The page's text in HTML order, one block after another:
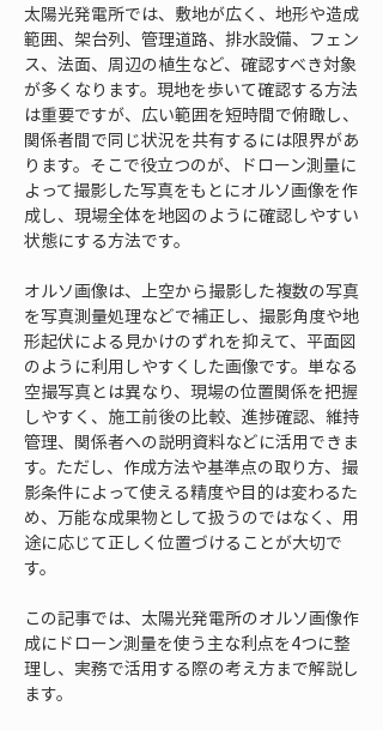
太陽光発電所では、敷地が広く、地形や造成
範囲、架台列、管理道路、排水設備、フェン
ス、法面、周辺の植生など、確認すべき対象
が多くなります。現地を歩いて確認する方法
は重要ですが、広い範囲を短時間で俯瞰し、
関係者間で同じ状況を共有するには限界があ
ります。そこで役立つのが、ドローン測量に
よって撮影した写真をもとにオルソ画像を作
成し、現場全体を地図のように確認しやすい
状態にする方法です。
オルソ画像は、上空から撮影した複数の写真
を写真測量処理などで補正し、撮影角度や地
形起伏による見かけのずれを抑えて、平面図
のように利用しやすくした画像です。単なる
空撮写真とは異なり、現場の位置関係を把握
しやすく、施工前後の比較、進捗確認、維持
管理、関係者への説明資料などに活用できま
す。ただし、作成方法や基準点の取り方、撮
影条件によって使える精度や目的は変わるた
め、万能な成果物として扱うのではなく、用
途に応じて正しく位置づけることが大切で
す。
この記事では、太陽光発電所のオルソ画像作
成にドローン測量を使う主な利点を4つに整
理し、実務で活用する際の考え方まで解説し
ます。